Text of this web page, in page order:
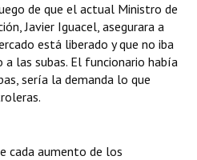
de que el actual Ministro de
Javier Iguacel, asegurara a
está liberado y que no iba
las subas. El funcionario había
sería la demanda lo que
cada aumento de los